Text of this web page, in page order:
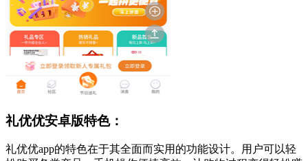
礼优优安卓版特色：
礼优优app的特色在于其全面而实用的功能设计。用户可以轻